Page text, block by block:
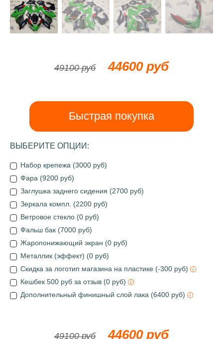
49100 руб 44600 руб
Быстрая покупка
ВЫБЕРИТЕ ОПЦИИ:
Набор крепежа (3000 руб)
Фара (9200 руб)
Заглушка заднего сидения (2700 руб)
Зеркала компл. (2200 руб)
Ветровое стекло (0 руб)
Фальш бак (7000 руб)
Жаропонижающий экран (0 руб)
Металлик (эффект) (0 руб)
Скидка за логотип магазина на пластике (-300 руб)
Кешбек 500 руб за отзыв (0 руб)
Дополнительный финишный слой лака (6400 руб)
49100 руб 44600 руб